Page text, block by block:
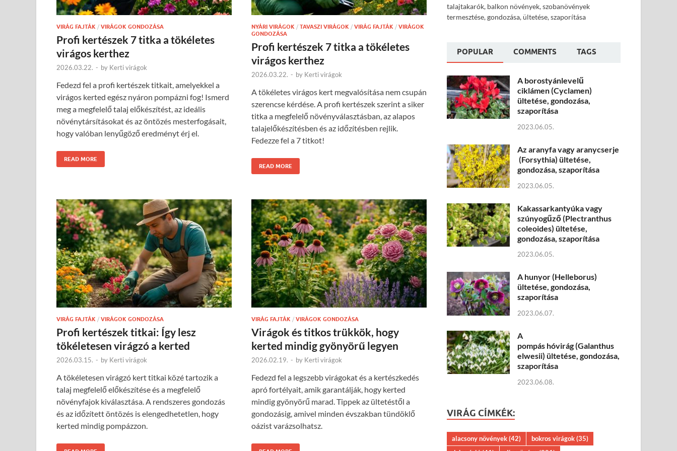
VIRÁG FAJTÁK / VIRÁGOK GONDOZÁSA
Profi kertészek 7 titka a tökéletes
virágos kerthez
2026.03.22. - by Kerti virágok
Fedezd fel a profi kertészek titkait, amelyekkel a
virágos kerted egész nyáron pompázni fog! Ismerd
meg a megfelelő talaj előkészítést, az ideális
növénytársításokat és az öntözés mesterfogásait,
hogy valóban lenyűgöző eredményt érj el.
READ MORE
NYÁRI VIRÁGOK / TAVASZI VIRÁGOK / VIRÁG FAJTÁK / VIRÁGOK
GONDOZÁSA
Profi kertészek 7 titka a tökéletes
virágos kerthez
2026.03.22. - by Kerti virágok
A tökéletes virágos kert megvalósítása nem csupán
szerencse kérdése. A profi kertészek szerint a siker
titka a megfelelő növényválasztásban, az alapos
talajelőkészítésben és az időzítésben rejlik.
Fedezze fel a 7 titkot!
READ MORE
VIRÁG FAJTÁK / VIRÁGOK GONDOZÁSA
Profi kertészek titkai: Így lesz
tökéletesen virágzó a kerted
2026.03.15. - by Kerti virágok
A tökéletesen virágzó kert titkai közé tartozik a
talaj megfelelő előkészítése és a megfelelő
növényfajok kiválasztása. A rendszeres gondozás
és az időzített öntözés is elengedhetetlen, hogy
kerted mindig pompázzon.
VIRÁG FAJTÁK / VIRÁGOK GONDOZÁSA
Virágok és titkos trükkök, hogy
kerted mindig gyönyörű legyen
2026.02.19. - by Kerti virágok
Fedezd fel a legszebb virágokat és a kertészkedés
apró fortélyait, amik garantálják, hogy kerted
mindig gyönyörű marad. Tippek az ültetéstől a
gondozásig, amivel minden évszakban tündöklő
oázist varázsolhatsz.
talajtakarók, balkon növények, szobanövények
termesztése, gondozása, ültetése, szaporítása
POPULAR COMMENTS TAGS
A borostyánlevelű
ciklámen (Cyclamen)
ültetése, gondozása,
szaporítása
2023.06.05.
Az aranyfa vagy aranycserje
(Forsythia) ültetése,
gondozása, szaporítása
2023.06.05.
Kakassarkantyúka vagy
szúnyogűző (Plectranthus
coleoides) ültetése,
gondozása, szaporítása
2023.06.05.
A hunyor (Helleborus)
ültetése, gondozása,
szaporítása
2023.06.07.
A
pompás hóvirág (Galanthus
elwesii) ültetése, gondozása,
szaporítása
2023.06.08.
VIRÁG CÍMKÉK:
alacsony növények(42) bokros virágok(35)